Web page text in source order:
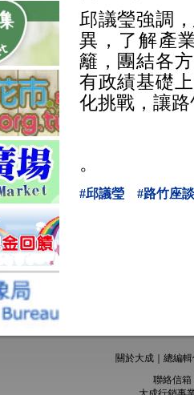
邱議瑩強調
異，了解產
籬，團結各
有政績基礎
化挑戰，讓
。
#邱議瑩 #路竹座談